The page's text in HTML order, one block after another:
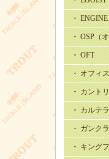
・ ENGINE
・ OSP（
・ OFT
・ オフィ
・ カント
・ カルテ
・ ガンク
・ キング